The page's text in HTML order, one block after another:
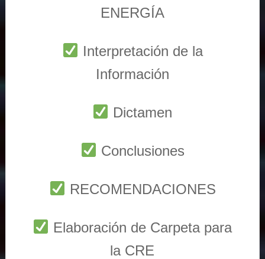
ENERGÍA
Interpretación de la
Información
Dictamen
Conclusiones
RECOMENDACIONES
Elaboración de Carpeta para
la CRE